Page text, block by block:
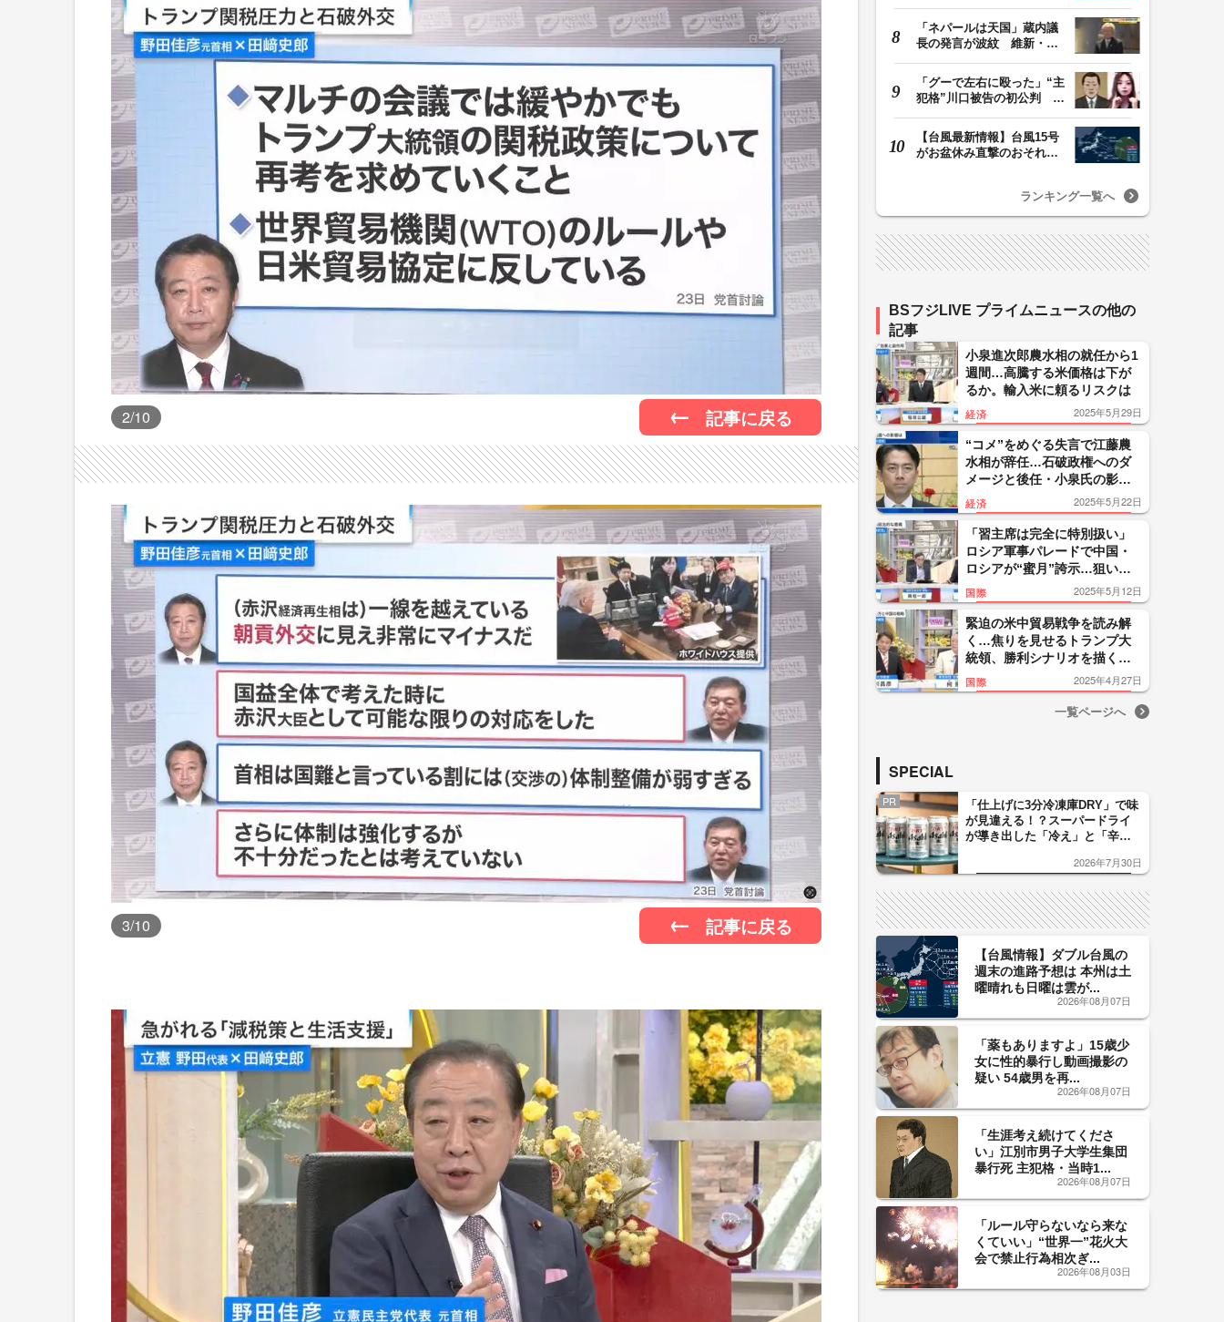
2/10 記事に戻る
3/10 記事に戻る
「ネパールは天国」蔵内議
長の発言が波紋 維新・吉
「グーで左右に殴った」“主
犯格”川口被告の初公判 共
【台風最新情報】台風15号
がお盆休み直撃のおそれ
ランキング一覧へ
BSフジLIVE プライムニュースの他の
記事
小泉進次郎農水相の就任から1
週間…高騰する米価格は下が
るか。輸入米に頼るリスクは
経済 2025年5月29日
“コメ”をめぐる失言で江藤農
水相が辞任…石破政権へのダ
メージと後任・小泉氏の影響
力は
経済 2025年5月22日
「習主席は完全に特別扱い」
ロシア軍事パレードで中国・
ロシアが“蜜月”誇示…狙いと
ウクライナ情勢への影響
国際 2025年5月12日
緊迫の米中貿易戦争を読み解
く…焦りを見せるトランプ大
統領、勝利シナリオを描く中
国
国際 2025年4月27日
一覧ページへ
SPECIAL
PR
「仕上げに3分冷凍庫DRY」で味
が見違える！？スーパードライ
が導き出した「冷え」と「辛
した「辛口カーブ」が飲み頃の
2026年7月30日
【台風情報】ダブル台風の
週末の進路予想は 本州は土
曜晴れも日曜は雲が...
2026年08月07日
「薬もありますよ」15歳少
女に性的暴行し動画撮影の
疑い 54歳男を再...
2026年08月07日
「生涯考え続けてくださ
い」江別市男子大学生集団
暴行死 主犯格・当時1...
2026年08月07日
「ルール守らないなら来な
くていい」“世界一”花火大
会で禁止行為相次ぎ...
2026年08月03日